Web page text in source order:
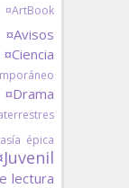
¤ArtBook
¤Avisos
¤Ciencia
¤Drama
épica
lectura